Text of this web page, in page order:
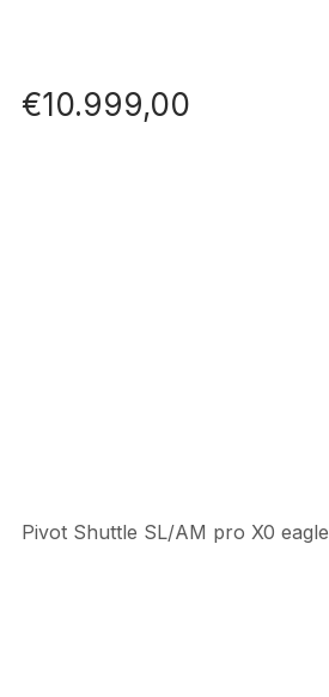
€10.999,00
Pivot Shuttle SL/AM pro X0 eagle